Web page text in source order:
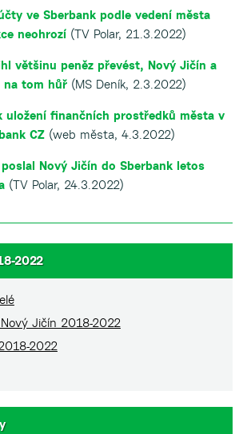
ve Sberbank podle vedení města
neohrozí(TV Polar, 21.3.2022)
většinu peněz převést, Nový Jičín a
na tom hůř(MS Deník, 2.3.2022)
uložení finančních prostředků města v
CZ(web města, 4.3.2022)
Nový Jičín do Sberbank letos
(TV Polar, 24.3.2022)
2022
Jičín 2018-2022
2022